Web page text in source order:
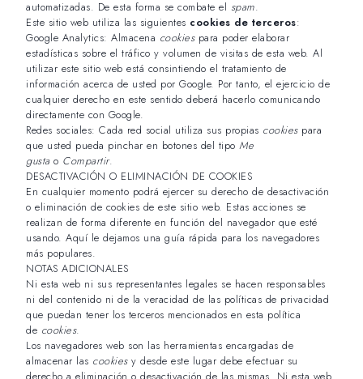
automatizadas. De esta forma se combate el spam.
Este sitio web utiliza las siguientes cookies de terceros:
Google Analytics: Almacena cookiespara poder elaborar
estadísticas sobre el tráfico y volumen de visitas de esta web. Al
utilizar este sitio web está consintiendo el tratamiento de
información acerca de usted por Google. Por tanto, el ejercicio de
cualquier derecho en este sentido deberá hacerlo comunicando
directamente con Google.
Redes sociales: Cada red social utiliza sus propias cookiespara
que usted pueda pinchar en botones del tipo Me
gustao Compartir.
DESACTIVACIÓN O ELIMINACIÓN DE COOKIES
En cualquier momento podrá ejercer su derecho de desactivación
o eliminación de cookies de este sitio web. Estas acciones se
realizan de forma diferente en función del navegador que esté
usando. Aquí le dejamos una guía rápida para los navegadores
más populares.
NOTAS ADICIONALES
Ni esta web ni sus representantes legales se hacen responsables
ni del contenido ni de la veracidad de las políticas de privacidad
que puedan tener los terceros mencionados en esta política
de cookies.
Los navegadores web son las herramientas encargadas de
almacenar las cookiesy desde este lugar debe efectuar su